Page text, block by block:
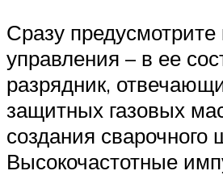
Сразу предусмотрите
управления – в ее
разрядник,
защитных газовых
создания сварочного
Высокочастотные